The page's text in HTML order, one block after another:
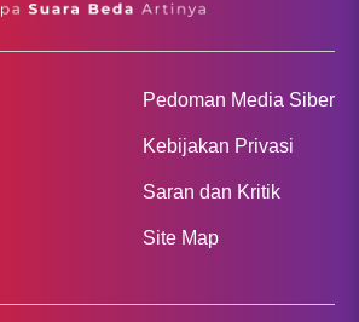
Pedoman Media Siber
Kebijakan Privasi
Saran dan Kritik
Site Map